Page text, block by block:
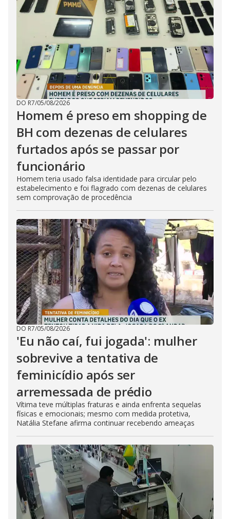
DO R7/05/08/2026
Homem é preso em shopping de
BH com dezenas de celulares
furtados após se passar por
funcionário
Homem teria usado falsa identidade para circular pelo
estabelecimento e foi flagrado com dezenas de celulares
sem comprovação de procedência
DO R7/05/08/2026
'Eu não caí, fui jogada': mulher
sobrevive a tentativa de
feminicídio após ser
arremessada de prédio
Vítima teve múltiplas fraturas e ainda enfrenta sequelas
físicas e emocionais; mesmo com medida protetiva,
Natália Stefane afirma continuar recebendo ameaças